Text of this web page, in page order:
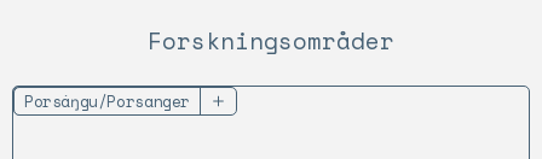
Forskningsområder
Várjjat/Varanger
Porsáŋgu/Porsanger